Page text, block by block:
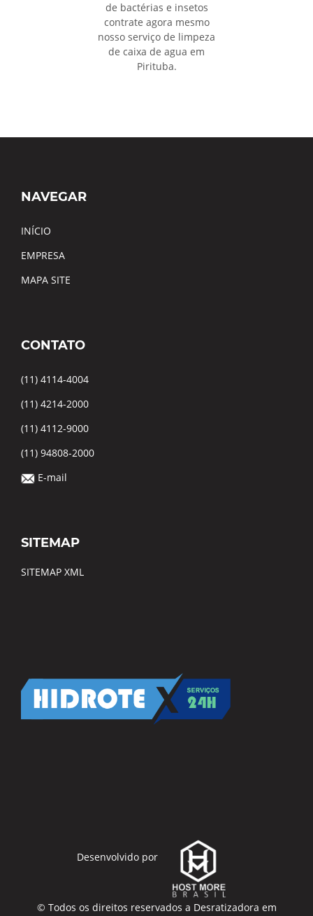
de bactérias e insetos
contrate agora mesmo
nosso serviço de limpeza
de caixa de agua em
Pirituba.
NAVEGAR
INÍCIO
EMPRESA
MAPA SITE
CONTATO
(11) 4114-4004
(11) 4214-2000
(11) 4112-9000
(11) 94808-2000
E-mail
SITEMAP
SITEMAP XML
Desenvolvido por
© Todos os direitos reservados a Desratizadora em